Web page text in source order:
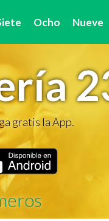
Ocho Nueve
gratis la App.